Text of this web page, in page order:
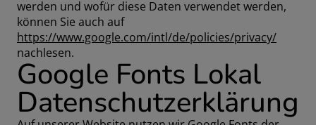
werden und wofür diese Daten verwendet werden,
können Sie auch auf
https://www.google.com/intl/de/policies/privacy/
nachlesen.
Google Fonts Lokal
Datenschutzerklärung